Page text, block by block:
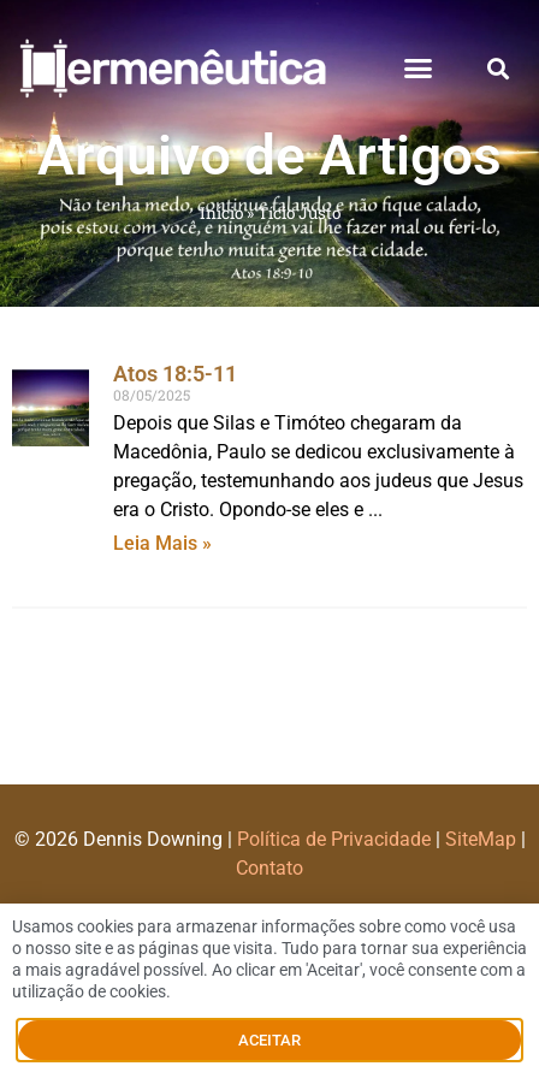
Arquivo de Artigos
Início»Tício Justo
Atos 18:5-11
08/05/2025
Depois que Silas e Timóteo chegaram da
Macedônia, Paulo se dedicou exclusivamente à
pregação, testemunhando aos judeus que Jesus
era o Cristo. Opondo-se eles e
Leia Mais »
© 2026 Dennis Downing | Política de Privacidade| SiteMap|
Contato
Usamos cookies para armazenar informações sobre como você usa
o nosso site e as páginas que visita. Tudo para tornar sua experiência
a mais agradável possível. Ao clicar em 'Aceitar', você consente com a
utilização de cookies.
ACEITAR